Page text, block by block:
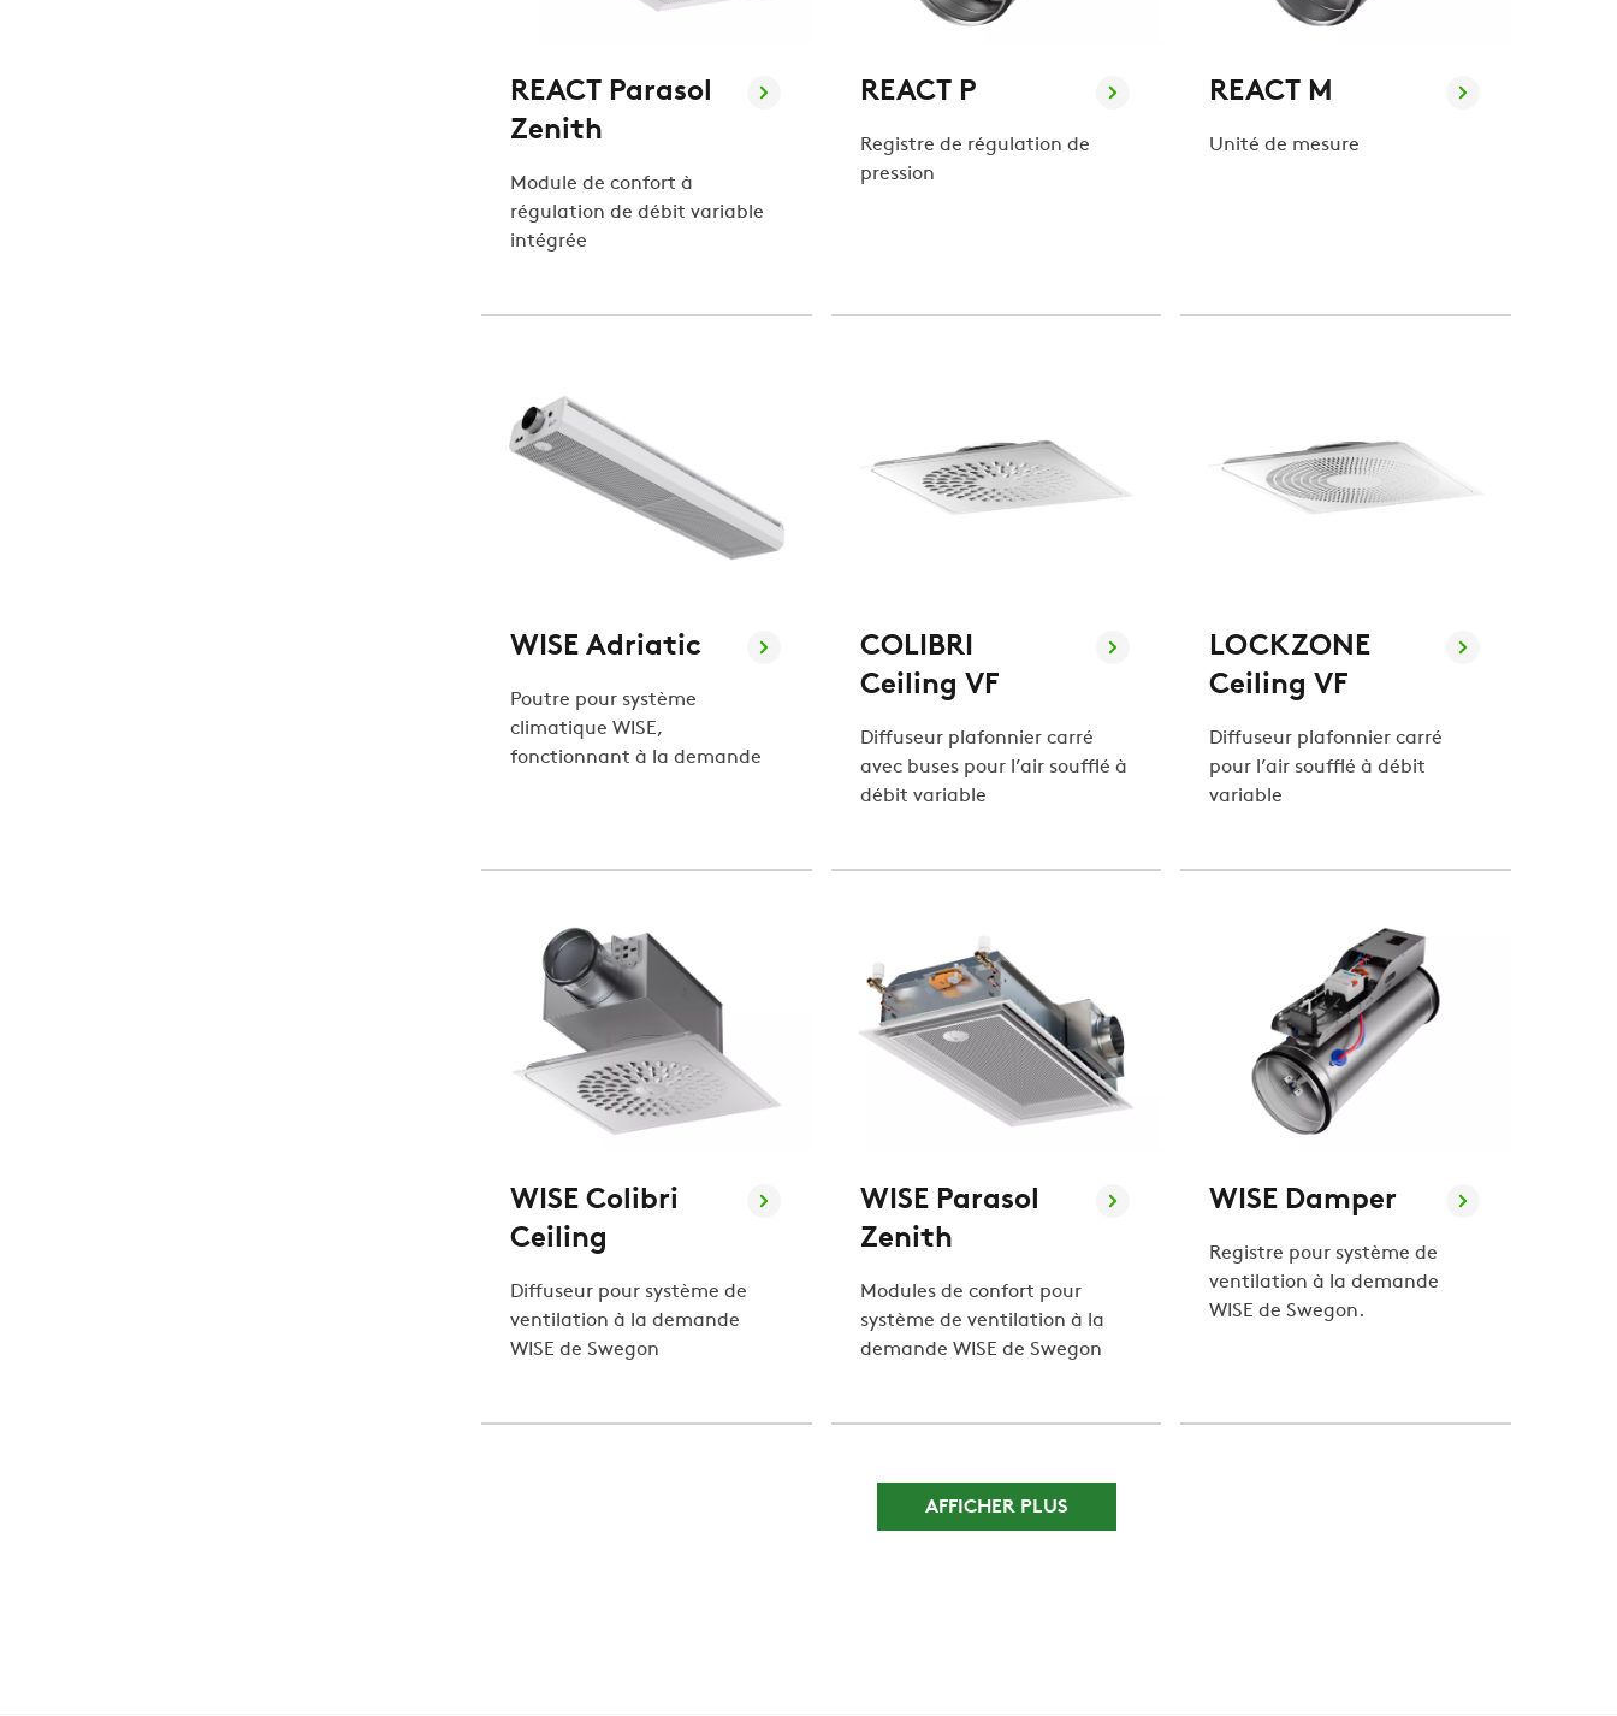
REACT Parasol
Zenith
Module de confort à
régulation de débit variable
intégrée
REACT P
Registre de régulation de
pression
REACT M
Unité de mesure
WISE Adriatic
Poutre pour système
climatique WISE,
fonctionnant à la demande
COLIBRI
Ceiling VF
Diffuseur plafonnier carré
avec buses pour l’air soufflé à
débit variable
LOCKZONE
Ceiling VF
Diffuseur plafonnier carré
pour l’air soufflé à débit
variable
WISE Colibri
Ceiling
Diffuseur pour système de
ventilation à la demande
WISE de Swegon
WISE Parasol
Zenith
Modules de confort pour
système de ventilation à la
demande WISE de Swegon
WISE Damper
Registre pour système de
ventilation à la demande
WISE de Swegon.
AFFICHER PLUS